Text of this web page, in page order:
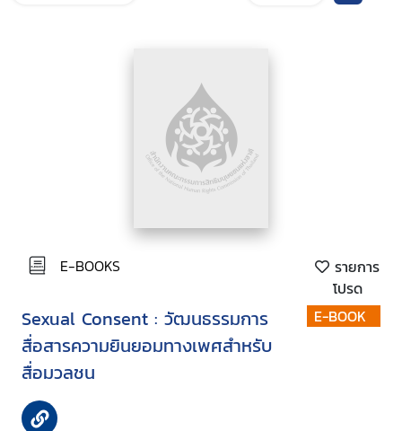
E-BOOKS
รายการ
โปรด
Sexual Consent : วัฒนธรรมการ
สื่อสารความยินยอมทางเพศสำหรับ
สื่อมวลชน
E-BOOK